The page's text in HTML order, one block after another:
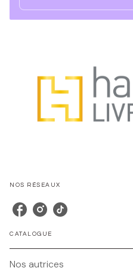
NOS RÉSEAUX
CATALOGUE
Nos autrices